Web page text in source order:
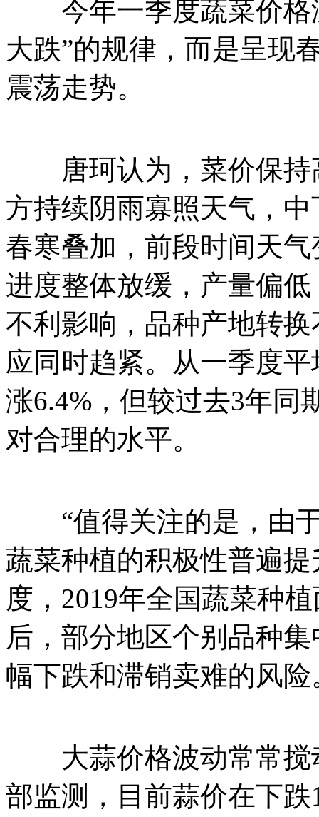
今年一季度蔬菜价格
大跌”的规律，而是呈现
震荡走势。
唐珂认为，菜价保持
方持续阴雨寡照天气，
春寒叠加，前段时间天
进度整体放缓，产量偏
不利影响，品种产地转
应同时趋紧。从一季度
涨6.4%，但较过去3年同
对合理的水平。
“值得关注的是，由于
蔬菜种植的积极性普遍
度，2019年全国蔬菜种
后，部分地区个别品种
幅下跌和滞销卖难的风险
大蒜价格波动常常搅
部监测，目前蒜价在下